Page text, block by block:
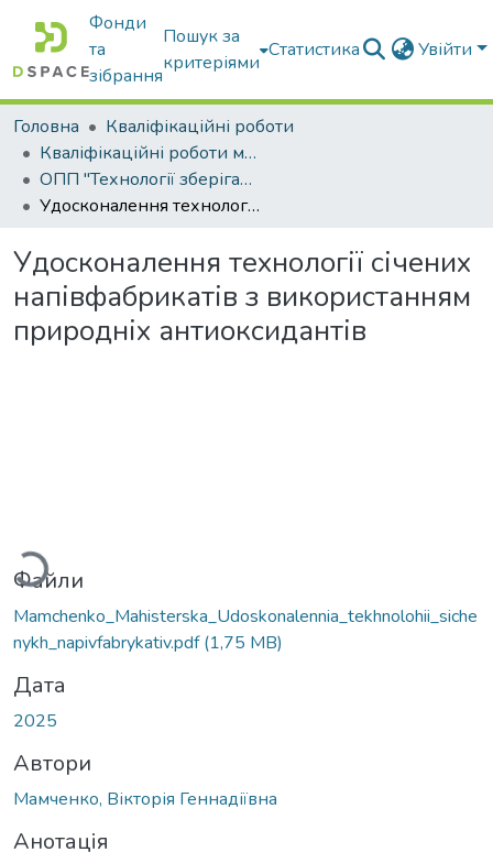
Фонди
та
зібрання
Пошук за
критеріями
Статистика Увійти
Головна
Кваліфікаційні роботи
Кваліфікаційні роботи магістрів
ОПП "Технології зберігання, консервування та переробки м’яса"
Удосконалення технології січених напівфабрикатів з використанням природніх антиоксидантів
Удосконалення технології січених
напівфабрикатів з використанням
природніх антиоксидантів
Файли
Mamchenko_Mahisterska_Udoskonalennia_tekhnolohii_siche
nykh_napivfabrykativ.pdf(1,75 MB)
Дата
2025
Автори
Мамченко, Вікторія Геннадіївна
Анотація